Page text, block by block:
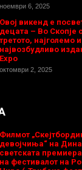
ноември 6, 2025
Овој викенд е
децата – Во Скопје
третото, најголемо и
највозбудливо
Expo
октомври 2, 2025
Филмот
девојчиња“ на
светската
на фестивалот на